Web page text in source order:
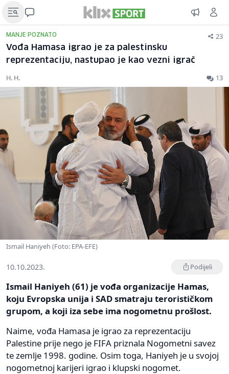
MANJE POZNATO 23
Vođa Hamasa igrao je za palestinsku
reprezentaciju, nastupao je kao vezni igrač
H. H. 13
Ismail Haniyeh (Foto: EPA-EFE)
10.10.2023. Podijeli
Ismail Haniyeh (61) je vođa organizacije Hamas,
koju Evropska unija i SAD smatraju terorističkom
grupom, a koji iza sebe ima nogometnu prošlost.
Naime, vođa Hamasa je igrao za reprezentaciju
Palestine prije nego je FIFA priznala Nogometni savez
te zemlje 1998. godine. Osim toga, Haniyeh je u svojoj
nogometnoj karijeri igrao i klupski nogomet.